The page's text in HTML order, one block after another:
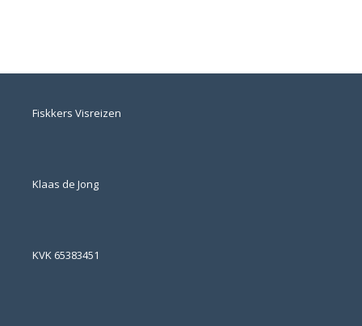
Fiskkers Visreizen
Klaas de Jong
KVK 65383451